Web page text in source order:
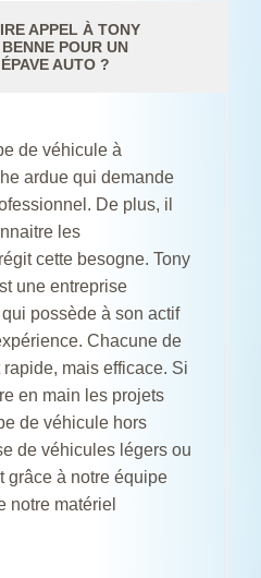
APPEL À TONY
POUR UN
AUTO ?
de véhicule à
ardue qui demande
De plus, il
les
cette besogne. Tony
une entreprise
possède à son actif
Chacune de
mais efficace. Si
en main les projets
de véhicule hors
de véhicules légers ou
grâce à notre équipe
notre matériel